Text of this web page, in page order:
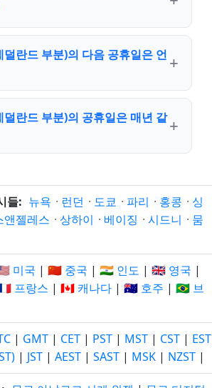
란드 부분)의 다음 공휴일은 언
덜란드 부분)의 공휴일은 매년 같
들: 뉴욕 · 런던 · 도쿄 · 파리 · 홍콩 · 싱
앤젤레스 · 상하이 · 베이징 · 시드니 · 뭄
미국 | 🇨🇳 중국 | 🇮🇳 인도 | 🇬🇧 영국 |
프랑스 | 🇨🇦 캐나다 | 🇦🇺 호주 | 🇧🇷 브
| GMT | CET | PST | MST | CST | EST
| JST | AEST | SAST | MSK | NZST |